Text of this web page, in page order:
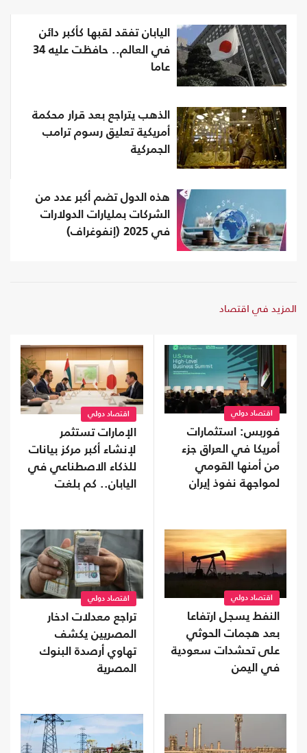
اليابان تفقد لقبها كأكبر دائن
في العالم.. حافظت عليه 34
عاما
الذهب يتراجع بعد قرار محكمة
أمريكية تعليق رسوم ترامب
الجمركية
هذه الدول تضم أكبر عدد من
الشركات بمليارات الدولارات
في 2025 (إنفوغراف)
المزيد في اقتصاد
اقتصاد دولي
فوربس: استثمارات
أمريكا في العراق جزء
من أمنها القومي
لمواجهة نفوذ إيران
اقتصاد دولي
الإمارات تستثمر
لإنشاء أكبر مركز بيانات
للذكاء الاصطناعي في
اليابان.. كم بلغت
اقتصاد دولي
النفط يسجل ارتفاعا
بعد هجمات الحوثي
على تحشدات سعودية
في اليمن
اقتصاد دولي
تراجع معدلات ادخار
المصريين يكشف
تهاوي أرصدة البنوك
المصرية